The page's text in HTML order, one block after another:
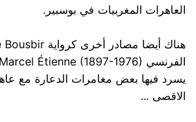
العاهرات المغربيات في بوسبير.
يسرد فيها بعض مغامرات الدعارة مع
الاقصى ...